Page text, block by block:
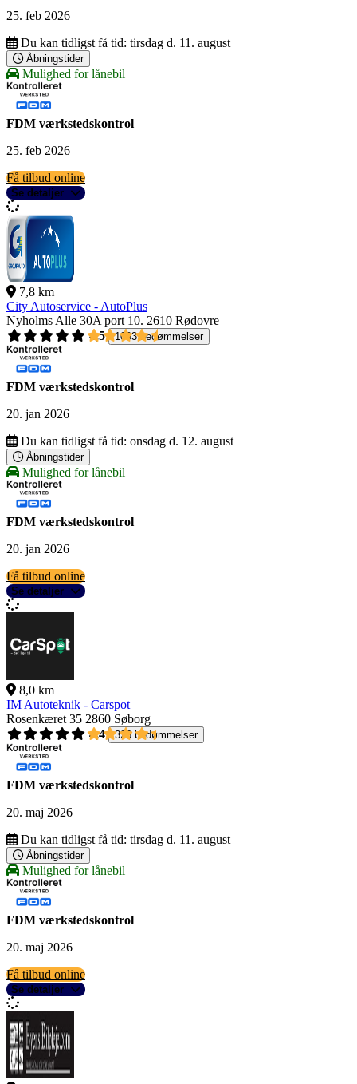
25. feb 2026
Du kan tidligst få tid: tirsdag d. 11. august
Åbningstider
Mulighed for lånebil
FDM værkstedskontrol
25. feb 2026
Få tilbud online
Se detaljer
7,8 km
City Autoservice - AutoPlus
Nyholms Alle 30A port 10. 2610 Rødovre
4,5
1093 bedømmelser
FDM værkstedskontrol
20. jan 2026
Du kan tidligst få tid: onsdag d. 12. august
Åbningstider
Mulighed for lånebil
FDM værkstedskontrol
20. jan 2026
Få tilbud online
Se detaljer
8,0 km
IM Autoteknik - Carspot
Rosenkæret 35 2860 Søborg
4,4
326 bedømmelser
FDM værkstedskontrol
20. maj 2026
Du kan tidligst få tid: tirsdag d. 11. august
Åbningstider
Mulighed for lånebil
FDM værkstedskontrol
20. maj 2026
Få tilbud online
Se detaljer